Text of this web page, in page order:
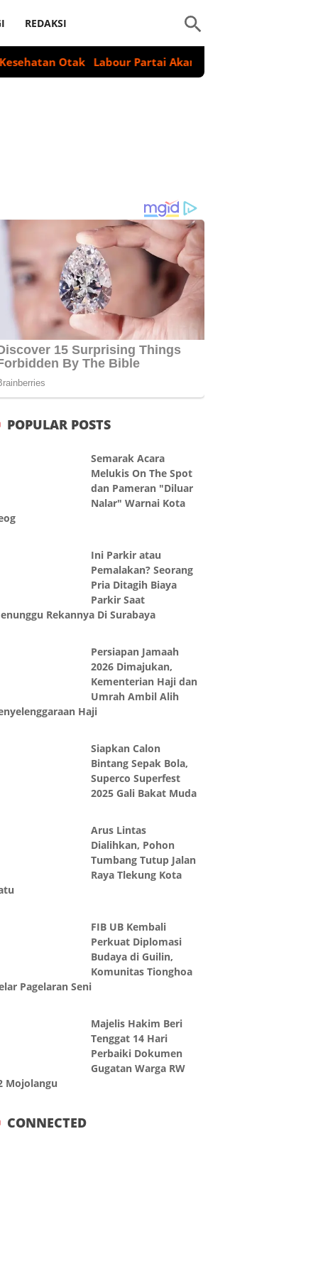
REDAKSI
Otak Labour Partai Akan Suarakan Deklarasi Genosida
POPULAR POSTS
Semarak Acara
Melukis On The Spot
dan Pameran "Diluar
Nalar" Warnai Kota
Ini Parkir atau
Pemalakan? Seorang
Pria Ditagih Biaya
Parkir Saat
Rekannya Di Surabaya
Persiapan Jamaah
2026 Dimajukan,
Kementerian Haji dan
Umrah Ambil Alih
Haji
Siapkan Calon
Bintang Sepak Bola,
Superco Superfest
2025 Gali Bakat Muda
Arus Lintas
Dialihkan, Pohon
Tumbang Tutup Jalan
Raya Tlekung Kota
FIB UB Kembali
Perkuat Diplomasi
Budaya di Guilin,
Komunitas Tionghoa
Pagelaran Seni
Majelis Hakim Beri
Tenggat 14 Hari
Perbaiki Dokumen
Gugatan Warga RW
Mojolangu
CONNECTED